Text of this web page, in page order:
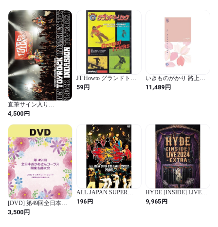
直筆サイン入り
【DVD】LIVE
DVD「ONEMAN LIVE
AT LIQUIDROOM -
TOYROCK
INVASION-」
4,500円
JT Howto グランドトリ
ック【趣味、実用 中古
DVD】レンタル落ちmr-
59円
いきものがかり 路上ラ
イブ at 武道館 / いきもの
がかり meets 情熱大陸
11,489円
[DVD] 第49回全日本お
かあさんコーラス関東支
部大会2026 複数団体収
3,500円
ALL JAPAN SUPER
KIDS DANCE CONTEST
2006 2枚組【趣味、実用
196円
HYDE [INSIDE] LIVE
2024 -EXTRA- (初回限定
盤)(2枚組) [Blu-ray]
9,965円